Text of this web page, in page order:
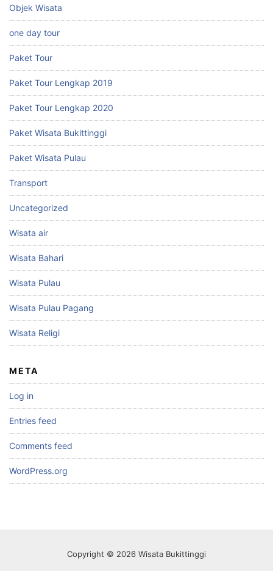
Objek Wisata
one day tour
Paket Tour
Paket Tour Lengkap 2019
Paket Tour Lengkap 2020
Paket Wisata Bukittinggi
Paket Wisata Pulau
Transport
Uncategorized
Wisata air
Wisata Bahari
Wisata Pulau
Wisata Pulau Pagang
Wisata Religi
META
Log in
Entries feed
Comments feed
WordPress.org
Copyright © 2026 Wisata Bukittinggi